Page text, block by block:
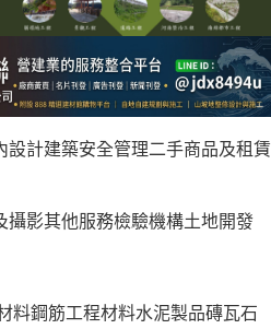
設計建築安全管理二手商品及租賃
攝影其他服務檢驗機構土地開發
料鋼筋工程材料水泥製品磚瓦石